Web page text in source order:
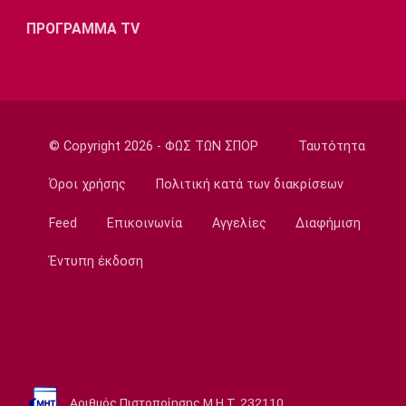
14:20
Γ Εθνική
13:50
Εθνικές Μπάσκετ
Σκούμα: «Είμαστε ενωμένες και
προετοιμασμένες»
ΠΡΟΓΡΑΜΜΑ TV
© Copyright 2026 - ΦΩΣ ΤΩΝ ΣΠΟΡ Ταυτότητα
Όροι χρήσης Πολιτική κατά των διακρίσεων
Feed Επικοινωνία Αγγελίες Διαφήμιση
Έντυπη έκδοση
Αριθμός Πιστοποίησης Μ.Η.Τ. 232110